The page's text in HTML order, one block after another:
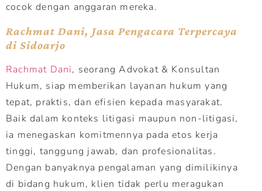
cocok dengan anggaran mereka.
Rachmat Dani, Jasa Pengacara Terpercaya
di Sidoarjo
Rachmat Dani, seorang Advokat & Konsultan
Hukum, siap memberikan layanan hukum yang
tepat, praktis, dan efisien kepada masyarakat.
Baik dalam konteks litigasi maupun non-litigasi,
ia menegaskan komitmennya pada etos kerja
tinggi, tanggung jawab, dan profesionalitas.
Dengan banyaknya pengalaman yang dimilikinya
di bidang hukum, klien tidak perlu meragukan